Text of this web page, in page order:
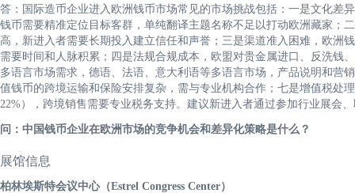
答：国际造币企业进入欧洲钱币市场常见的市场挑战包括：一是文化差
钱币需要精准定位目标客群，单纯翻译主题名称不足以打动欧洲藏家；
高，新进入者需要长期投入建立信任和声誉；三是渠道准入困难，欧洲
需要时间和人脉积累；四是法规合规成本，欧盟对贵金属进口、反洗钱
多语言市场需求，德语、法语、意大利语等多语言市场，产品说明和营
值钱币的跨境运输和保险安排复杂，需与专业机构合作；七是增值税处
22%），跨境销售需要专业税务支持。建议新进入者通过参加行业展会
问：中国钱币企业在欧洲市场的竞争机会和差异化策略是什么？
展馆信息
柏林埃斯特会议中心（Estrel Congress Center）